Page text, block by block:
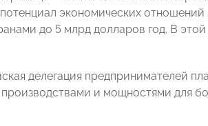
экономических отношений
до 5 млрд долларов год. В
делегация предпринимателей
и мощностями для